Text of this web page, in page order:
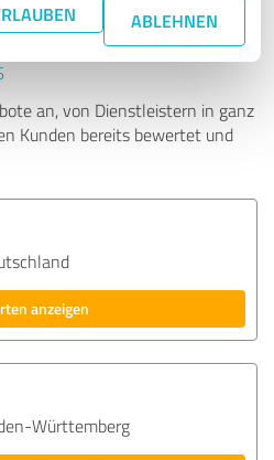
ABLEHNEN
Experten finden - mit
an, von Dienstleistern in ganz
Kunden bereits bewertet und
anzeigen
Württemberg